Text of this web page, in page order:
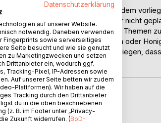
paar Kurze" und "Nur kurz" ist mit dem
die anfänglich vom Autor gar nicht
hat erneut die verschiedensten Themen
Roboter, Gutenachtgeschichten oder
es auch bei diesem Buch sein Anliegen,
gut gefallen möge.
BEIBoD
Datenschutzerklärung
auf unserer Website.
notwendig. Daneben verwenden
Fingerprints sowie serverseitiges
Seite besucht und wie sie genutzt
zu Marketingzwecken und setzen
Drittanbieter ein, wodurch ggf.
Tracking-Pixel, IP-Adressen sowie
Auf unserer Seite betten wir zudem
Plattformen). Wir haben auf die
Tracking durch den Drittanbieter
du in die oben beschriebenen
(z. B. im Footer unter „Privacy-
Zukunft widerrufen. (BoD-